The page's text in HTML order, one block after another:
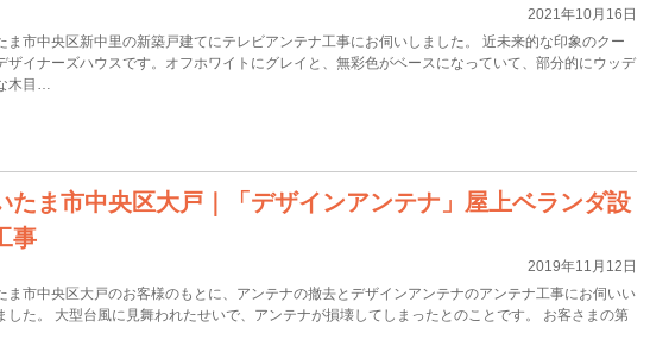
2021年10月16日
ま市中央区新中里の新築戸建てにテレビアンテナ工事にお伺いしました。 近未来的な印象のクー
ザイナーズハウスです。オフホワイトにグレイと、無彩色がベースになっていて、部分的にウッデ
木目…
たま市中央区大戸｜「デザインアンテナ」屋上ベランダ設
事
2019年11月12日
ま市中央区大戸のお客様のもとに、アンテナの撤去とデザインアンテナのアンテナ工事にお伺いい
した。 大型台風に見舞われたせいで、アンテナが損壊してしまったとのことです。 お客さまの第